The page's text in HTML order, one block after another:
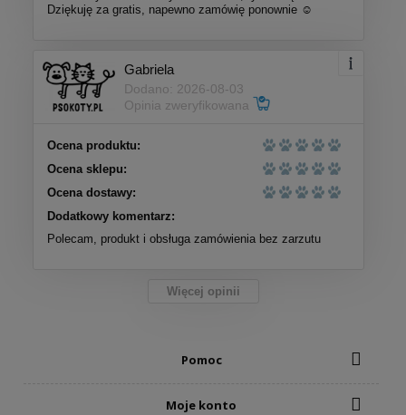
Dziękuję za gratis, napewno zamówię ponownie ☺️
Gabriela
Dodano: 2026-08-03
Opinia zweryfikowana
Ocena produktu:
Ocena sklepu:
Ocena dostawy:
Dodatkowy komentarz:
Polecam, produkt i obsługa zamówienia bez zarzutu
Więcej opinii
Pomoc
Moje konto